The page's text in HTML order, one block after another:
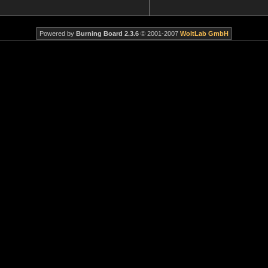
Powered by Burning Board 2.3.6 © 2001-2007 WoltLab GmbH